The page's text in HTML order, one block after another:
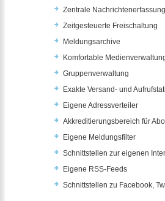
Zentrale Nachrichtenerfassung
Zeitgesteuerte Freischaltung
Meldungsarchive
Komfortable
Gruppenverwaltung
Exakte Versand- und
Eigene Adressverteiler
Akkreditierungsbereich für
Eigene Meldungsfilter
Schnittstellen zur eigenen
Eigene RSS-Feeds
Schnittstellen zu Facebook,